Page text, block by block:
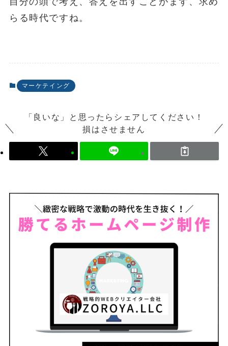
らる時代ですね。
マーケテイング
「良いな」と思ったらシェアしてください！
損はさせません